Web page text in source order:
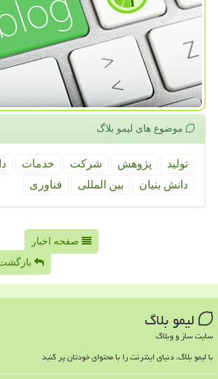
موضوع های لیمو بلاگ
تولید پژوهش شركت خدمات
دانش بنیان
بین المللی فناوری
صفحه اخبار
لیمو بلاگ
سایت ساز و وبلاگ
با لیمو بلاگ، دنیای اینترنت را با محتوای خودتان پر کنید